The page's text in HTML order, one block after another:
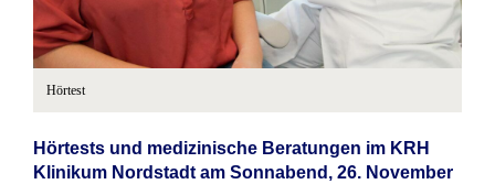
Hörtest
Hörtests und medizinische Beratungen im KRH
Klinikum Nordstadt am Sonnabend, 26. November